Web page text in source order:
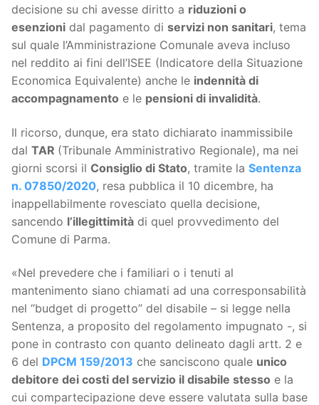
decisione su chi avesse diritto a riduzioni o
esenzioni dal pagamento di servizi non sanitari, tema
sul quale l’Amministrazione Comunale aveva incluso
nel reddito ai fini dell’ISEE (Indicatore della Situazione
Economica Equivalente) anche le indennità di
accompagnamento e le pensioni di invalidità.
Il ricorso, dunque, era stato dichiarato inammissibile
dal TAR (Tribunale Amministrativo Regionale), ma nei
giorni scorsi il Consiglio di Stato, tramite la Sentenza
n. 07850/2020, resa pubblica il 10 dicembre, ha
inappellabilmente rovesciato quella decisione,
sancendo l’illegittimità di quel provvedimento del
Comune di Parma.
«Nel prevedere che i familiari o i tenuti al
mantenimento siano chiamati ad una corresponsabilità
nel “budget di progetto” del disabile – si legge nella
Sentenza, a proposito del regolamento impugnato -, si
pone in contrasto con quanto delineato dagli artt. 2 e
6 del DPCM 159/2013 che sanciscono quale unico
debitore dei costi del servizio il disabile stesso e la
cui compartecipazione deve essere valutata sulla base